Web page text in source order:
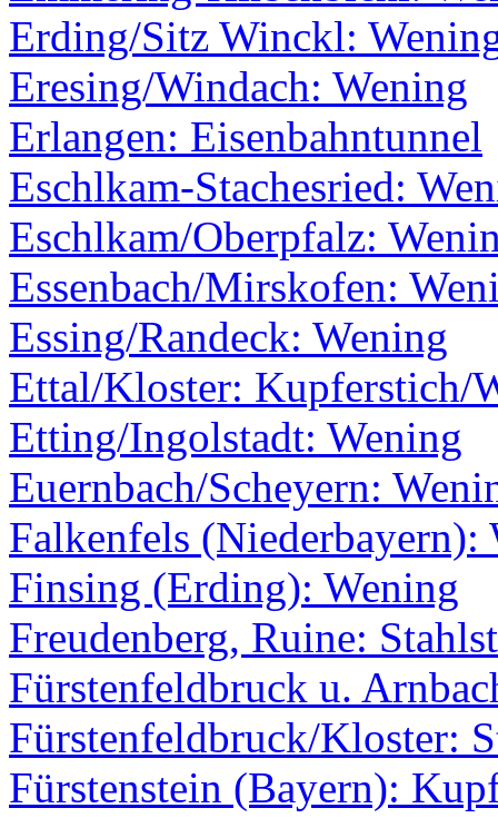
Erding/Sitz Winckl:
Eresing/Windach: Wening
Erlangen: Eisenbahntunnel
Eschlkam-Stachesried:
Eschlkam/Oberpfalz:
Essenbach/Mirskofen:
Essing/Randeck: Wening
Ettal/Kloster: Kupferstich/
Etting/Ingolstadt: Wening
Euernbach/Scheyern:
Falkenfels (Niederbayern):
Finsing (Erding): Wening
Freudenberg, Ruine:
Fürstenfeldbruck u.
Fürstenfeldbruck/Kloster:
Fürstenstein (Bayern):